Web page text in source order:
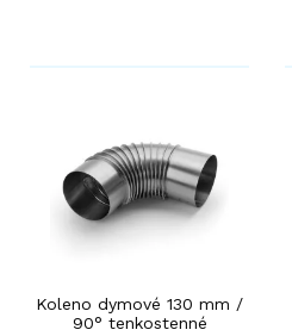
Koleno dymové 130 mm /
90° tenkostenné